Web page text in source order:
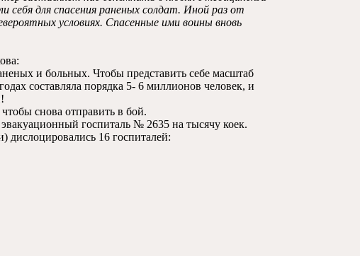
себя для спасения раненых солдат. Иной раз от
условиях. Спасенные ими воины вновь
и больных. Чтобы представить себе масштаб
составляла порядка 5- 6 миллионов человек, и
снова отправить в бой.
госпиталь № 2635 на тысячу коек.
дислоцировались 16 госпиталей: